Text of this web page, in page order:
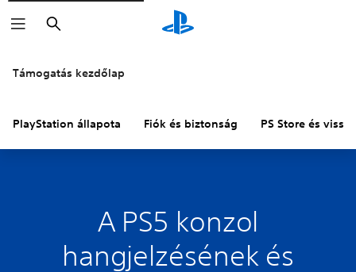
Keresés
Támogatás kezdőlap
PlayStation állapota Fiók és biztonság PS Store és
A PS5 konzol
hangjelzésének és